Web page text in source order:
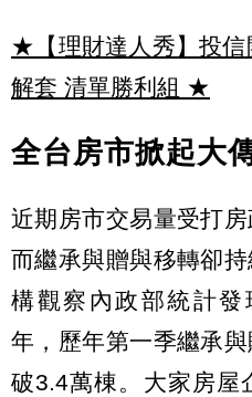
★【理財達人秀】投信
解套 清單勝利組 ★
全台房市掀起大
近期房市交易量受打
而繼承與贈與移轉卻
構觀察內政部統計發
年，歷年第一季繼承
破3.4萬棟。大家房屋